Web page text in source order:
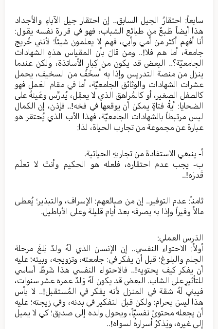
سابعاً: احتقارُ الجيل السابق.. إن احتقار جيل الآباءِ والأجداد
هذا أيضاً طَبعٌ من طبائع الشباب، فهو في قرارة نفسه يقول:
أنا أفهم أكثر من أمي وأبي، فهم لا يعلمون شيئاً؛ لأنني خُريج
جامعة، أما هم فلا!.. ومن قالَ بأن المقياس هذهِ الشهادات
الجامعيّة؟.. البعض قد يكون من كِبار الأساتذة، ولكن عندما
ينزل من منصة التدريس وإذا به أسخَفُ من السخيف، يحمل
عشرات الشهادات والوثائق الجامعيّة، أما في مقام العَمل فهو
كالطفل الصغير، أو كالمُراهق الذي لا يعقِل، يُدرِّس وعَينهُ على
الضحايا: أيةُ فتاةٍ يمكن أن يوقعها في فخه!.. فإذن، إن الكمال
ليس مرتبطاً بالشهادات الجامعيّة، فهذا الأب الذي يُحتقر هو
عبارة عن مجموعة من تجارب الحياة، لذا:
أ- ينبغي الاستفادة من تجاربهِ الحياتية.
ب- يجب عدم احتقاره، فلعله هو الحكيم وأنتَ لا تعلَم
قَدرَه!..
ثامناً: عدم التوفير.. إن من طبائعهم: الإسراف، والتبذير؛ يُعطى
مالاً وفيراً وإذا به يصرفه بعدَ أيام قليلة وعلى الأباطيل.
الدَرس العملي:
أولاً: الاحتواء النفسي.. إن الإنسان الذي لَهُ ولدٌ بَلغَ مرحلة
الحِلم والبلوغ؛ قبل أن يفكر في: جامعته، وتزويجه، وبيته؛ عليه
أن يفكر كيف يحتويه!.. فالاحتواء النفسي هذا شَرطٌ أساسي
للتأثيرِ على الشاب. البعض قد يكون لَهُ وَلدٌ عمره عشر سنوات،
فيبني لَهُ شقة في المنزل لأنه يفكر في المُستقبل!.. لا بأس
هذا ليسَ بحرام؛ ولكن قبلَ التفكير في بدنه، وفي زيجته؛ عليه
أن يجعله محتوىً نفسيّاً، ويحول ولده إلى صديق؛ كي لا يميل
إلى غيره، ويَذكرُ أسرارهُ لسواه!..